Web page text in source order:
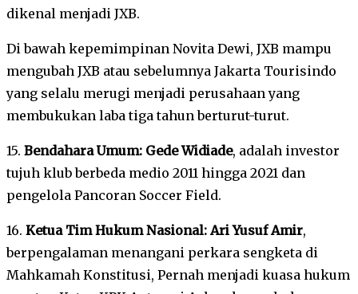
dikenal menjadi JXB.
Di bawah kepemimpinan Novita Dewi, JXB mampu
mengubah JXB atau sebelumnya Jakarta Tourisindo
yang selalu merugi menjadi perusahaan yang
membukukan laba tiga tahun berturut-turut.
15. Bendahara Umum: Gede Widiade, adalah investor
tujuh klub berbeda medio 2011 hingga 2021 dan
pengelola Pancoran Soccer Field.
16. Ketua Tim Hukum Nasional: Ari Yusuf Amir,
berpengalaman menangani perkara sengketa di
Mahkamah Konstitusi, Pernah menjadi kuasa hukum